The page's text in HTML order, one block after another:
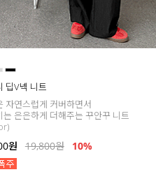
딥V넥 니트
자연스럽게 커버하면서
는 은은하게 더해주는 꾸안꾸 니트
원 19,800원 10%